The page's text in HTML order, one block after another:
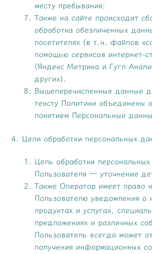
месту пребывания;
Также на сайте происходит
обработка обезличенных
посетителях (в т.ч. файлов
помощью сервисов интернет-
(Яндекс Метрика и Гугл
других).
Вышеперечисленные данные
тексту Политики объединены
понятием Персональные
4. Цели обработки персональных
Цель обработки
Пользователя — уточнение
Также Оператор имеет право
Пользователю уведомления о
продуктах и услугах,
предложениях и различных
Пользователь всегда может
получения информационных